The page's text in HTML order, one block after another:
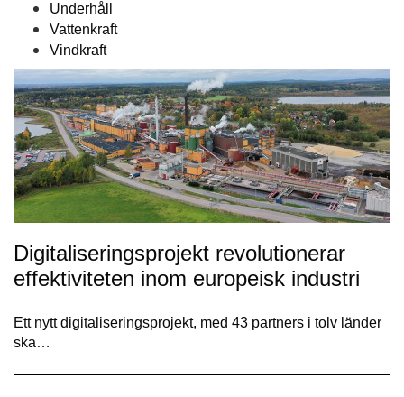
Underhåll
Vattenkraft
Vindkraft
Digitaliseringsprojekt revolutionerar
effektiviteten inom europeisk industri
Ett nytt digitaliseringsprojekt, med 43 partners i tolv länder
ska…